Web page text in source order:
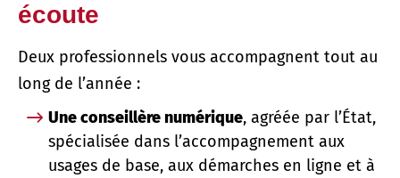
écoute
Deux professionnels vous accompagnent tout au
long de l’année :
Une conseillère numérique, agréée par l’État,
spécialisée dans l’accompagnement aux
usages de base, aux démarches en ligne et à